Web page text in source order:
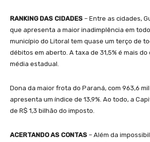
RANKING DAS CIDADES – Entre as cidades,
que apresenta a maior inadimplência em
município do Litoral tem quase um terço de
débitos em aberto. A taxa de 31,5% é mais
média estadual.
Dona da maior frota do Paraná, com 963,6
apresenta um índice de 13,9%. Ao todo, a
de R$ 1,3 bilhão do imposto.
ACERTANDO AS CONTAS – Além da